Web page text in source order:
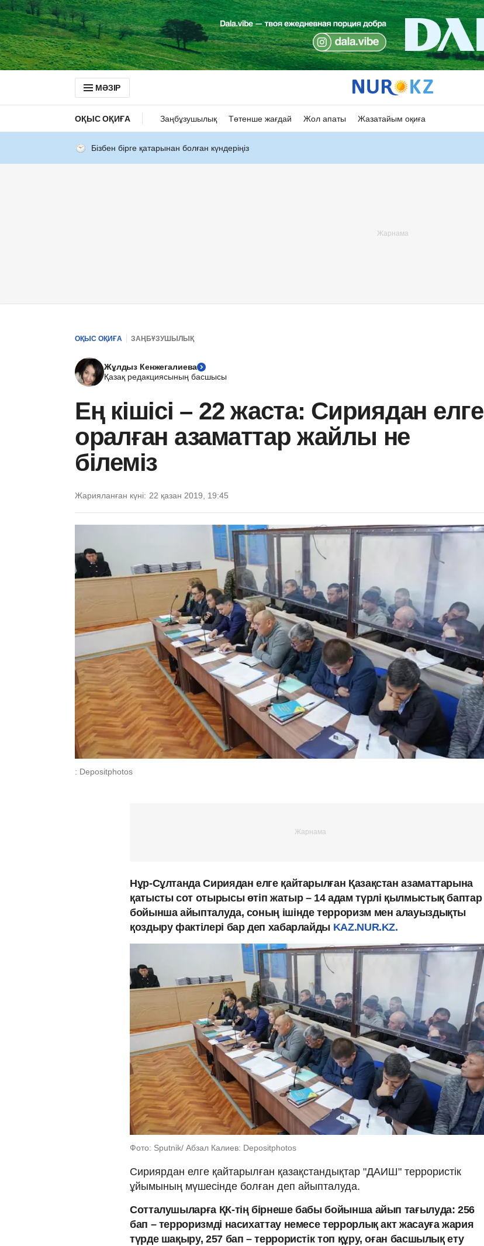
МӘЗІР
ОҚЫС ОҚИҒА Заңбұзушылық Төтенше жағдай Жол апаты Жазатайым оқиға
Бізбен бірге қатарынан болған күндеріңіз
ОҚЫС ОҚИҒА ЗАҢБҰЗУШЫЛЫҚ
Жұлдыз Кенжегалиева
Қазақ редакциясының басшысы
Ең кішісі – 22 жаста: Сириядан елге
оралған азаматтар жайлы не
білеміз
Жарияланған күні: 22 қазан 2019, 19:45
: Depositphotos
Нұр-Сұлтанда Сириядан елге қайтарылған Қазақстан азаматтарына
қатысты сот отырысы өтіп жатыр – 14 адам түрлі қылмыстық баптар
бойынша айыпталуда, соның ішінде терроризм мен алауыздықты
қоздыру фактілері бар деп хабарлайды KAZ.NUR.KZ.
Фото: Sputnik/ Абзал Калиев: Depositphotos
Сириярдан елге қайтарылған қазақстандықтар "ДАИШ" террористік
ұйымының мүшесінде болған деп айыпталуда.
Сотталушыларға ҚК-тің бірнеше бабы бойынша айып тағылуда: 256
бап – терроризмді насихаттау немесе террорлық акт жасауға жария
түрде шақыру, 257 бап – террористік топ құру, оған басшылық ету